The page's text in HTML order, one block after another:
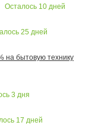
Осталось 10 дней
25 дней
на бытовую технику
3 дня
17 дней